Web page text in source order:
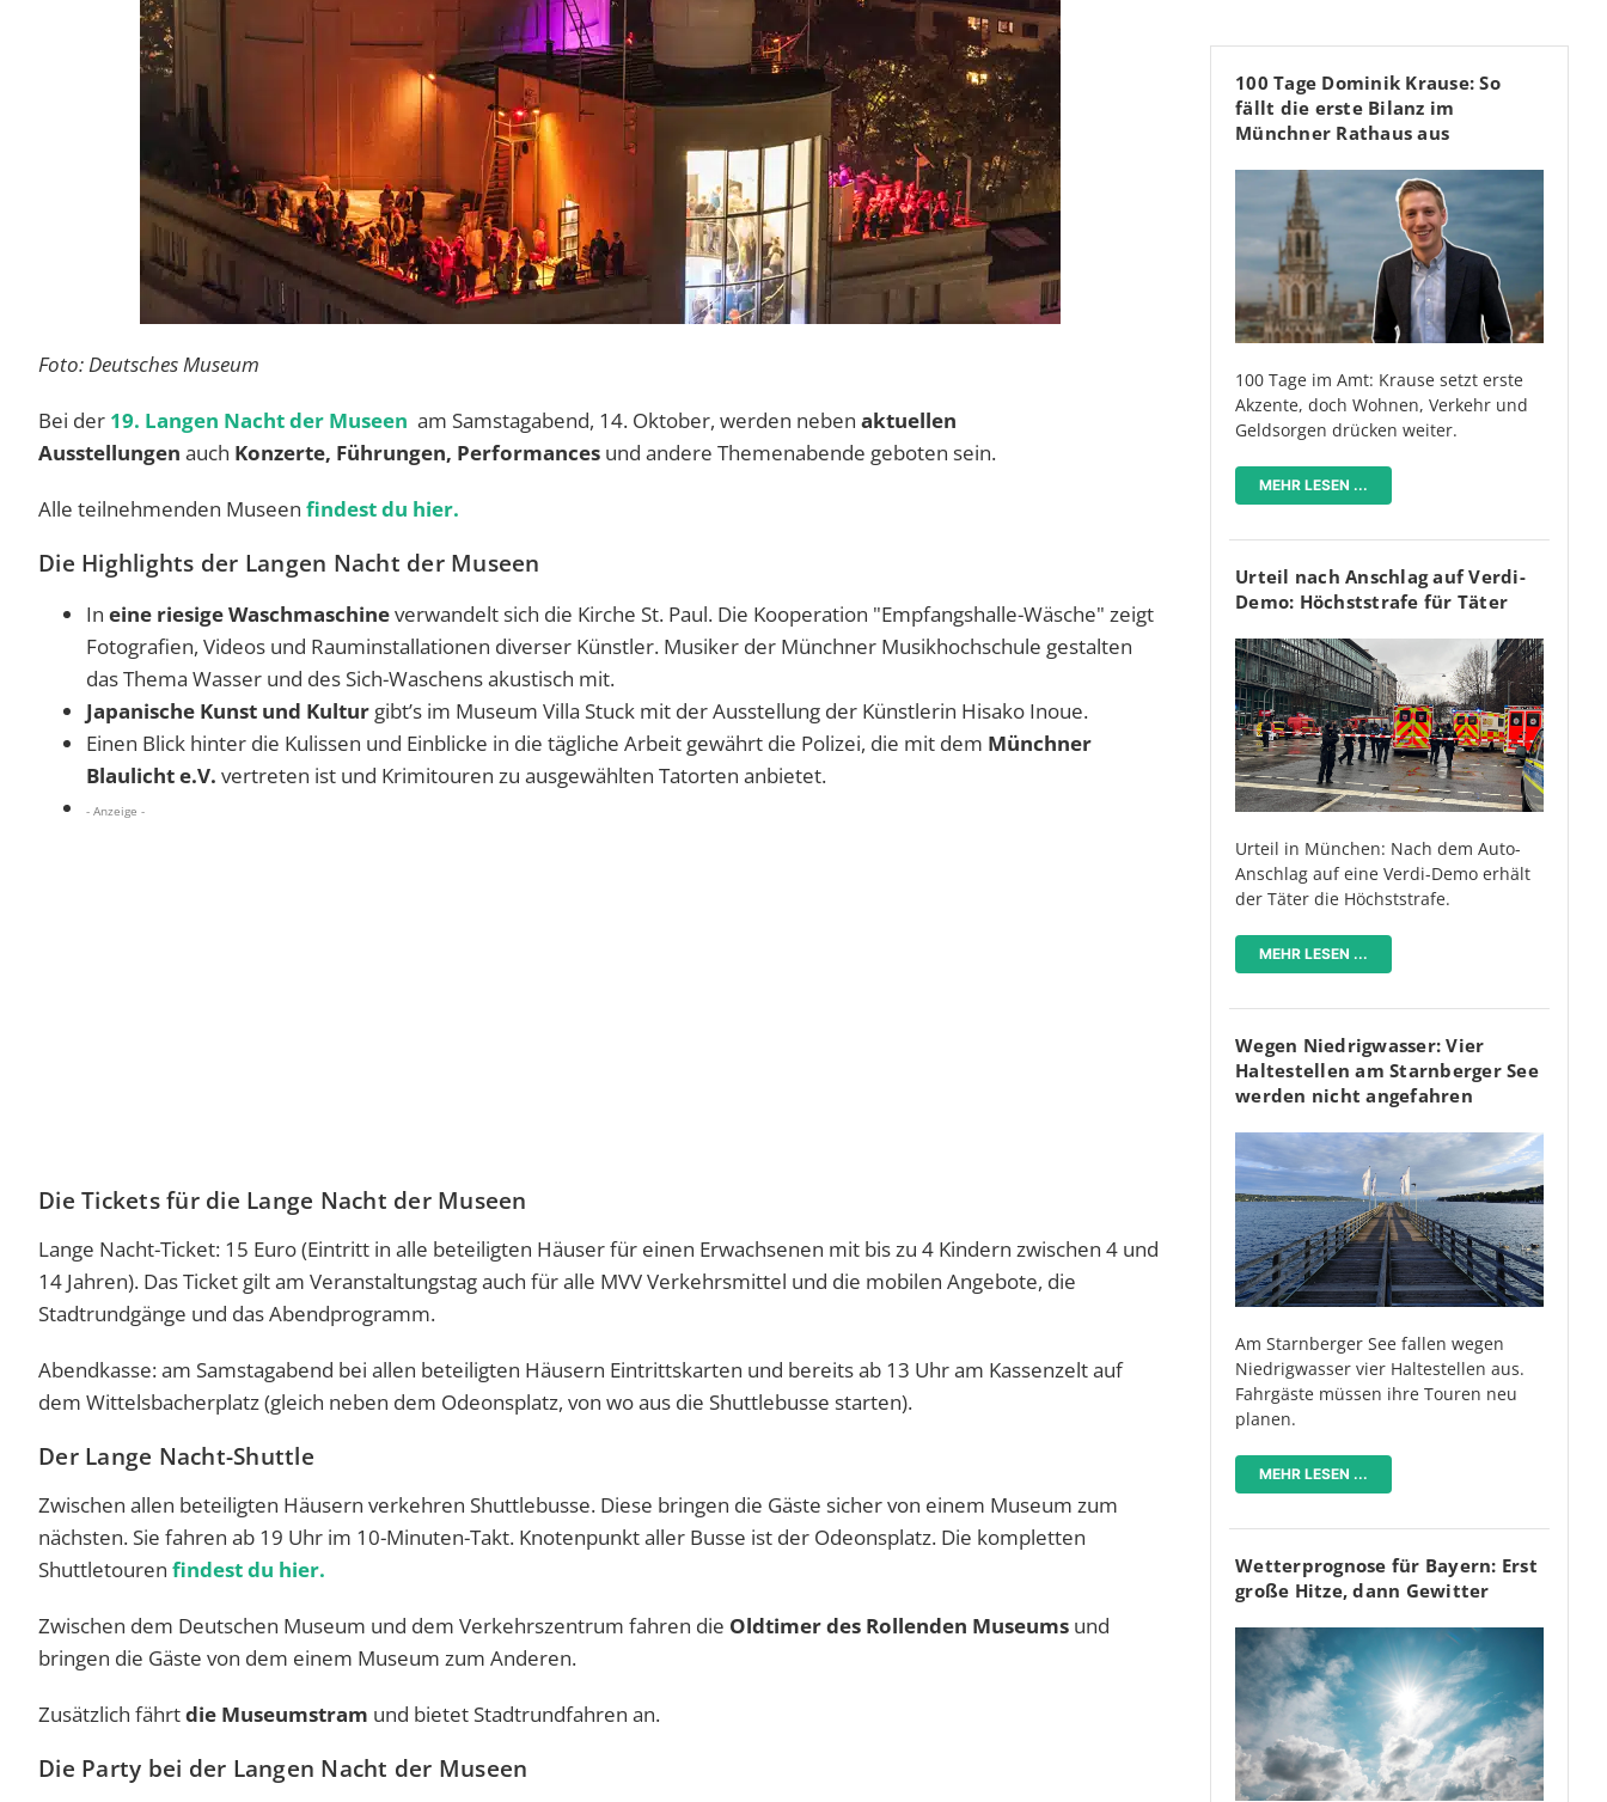
Foto: Deutsches Museum
Bei der 19. Langen Nacht der Museen am Samstagabend, 14. Oktober, werden neben aktuellen
Ausstellungen auch Konzerte, Führungen, Performances und andere Themenabende geboten sein.
Alle teilnehmenden Museen findest du hier.
Die Highlights der Langen Nacht der Museen
In eine riesige Waschmaschineverwandelt sich die Kirche St. Paul. Die Kooperation "Empfangshalle-Wäsche" zeigt
Fotografien, Videos und Rauminstallationen diverser Künstler. Musiker der Münchner Musikhochschule gestalten
das Thema Wasser und des Sich-Waschens akustisch mit.
Japanische Kunst und Kultur gibt’s im Museum Villa Stuck mit der Ausstellung der Künstlerin Hisako Inoue.
Einen Blick hinter die Kulissen und Einblicke in die tägliche Arbeit gewährt die Polizei, die mit dem Münchner
Blaulicht e.V. vertreten ist und Krimitouren zu ausgewählten Tatorten anbietet.
- Anzeige -
Die Tickets für die Lange Nacht der Museen
Lange Nacht-Ticket: 15 Euro (Eintritt in alle beteiligten Häuser für einen Erwachsenen mit bis zu 4 Kindern zwischen 4 und
14 Jahren). Das Ticket gilt am Veranstaltungstag auch für alle MVV Verkehrsmittel und die mobilen Angebote, die
Stadtrundgänge und das Abendprogramm.
Abendkasse: am Samstagabend bei allen beteiligten Häusern Eintrittskarten und bereits ab 13 Uhr am Kassenzelt auf
dem Wittelsbacherplatz (gleich neben dem Odeonsplatz, von wo aus die Shuttlebusse starten).
Der Lange Nacht-Shuttle
Zwischen allen beteiligten Häusern verkehren Shuttlebusse. Diese bringen die Gäste sicher von einem Museum zum
nächsten. Sie fahren ab 19 Uhr im 10-Minuten-Takt. Knotenpunkt aller Busse ist der Odeonsplatz. Die kompletten
Shuttletouren findest du hier.
Zwischen dem Deutschen Museum und dem Verkehrszentrum fahren die Oldtimer des Rollenden Museums und
bringen die Gäste von dem einem Museum zum Anderen.
Zusätzlich fährtdie Museumstram und bietet Stadtrundfahren an.
Die Party bei der Langen Nacht der Museen
100 Tage Dominik Krause: So
fällt die erste Bilanz im
Münchner Rathaus aus
100 Tage im Amt: Krause setzt erste
Akzente, doch Wohnen, Verkehr und
Geldsorgen drücken weiter.
MEHR LESEN ...
Urteil nach Anschlag auf Verdi-
Demo: Höchststrafe für Täter
Urteil in München: Nach dem Auto-
Anschlag auf eine Verdi-Demo erhält
der Täter die Höchststrafe.
MEHR LESEN ...
Wegen Niedrigwasser: Vier
Haltestellen am Starnberger See
werden nicht angefahren
Am Starnberger See fallen wegen
Niedrigwasser vier Haltestellen aus.
Fahrgäste müssen ihre Touren neu
planen.
MEHR LESEN ...
Wetterprognose für Bayern: Erst
große Hitze, dann Gewitter